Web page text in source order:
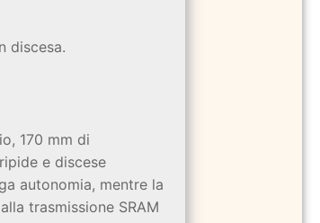
discesa.
170 mm di
e discese
autonomia, mentre la
trasmissione SRAM